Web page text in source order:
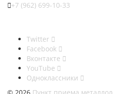
+7 (962) 699-10-33
Twitter
Facebook
Вконтакте
YouTube
Одноклассники